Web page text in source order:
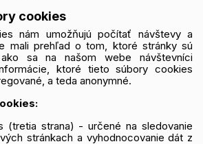
cookies
nám umožňujú počítať návštevy a
mali prehľad o tom, ktoré stránky sú
sa na našom webe návštevníci
ktoré tieto súbory cookies
a teda anonymné.
(tretia strana) - určené na sledovanie
stránkach a vyhodnocovanie dát z